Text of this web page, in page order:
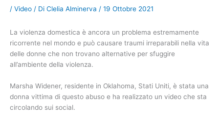
/ Video / Di Clelia Alminerva / 19 Ottobre 2021
La violenza domestica è ancora un problema estremamente
ricorrente nel mondo e può causare traumi irreparabili nella vita
delle donne che non trovano alternative per sfuggire
all’ambiente della violenza.
Marsha Widener, residente in Oklahoma, Stati Uniti, è stata una
donna vittima di questo abuso e ha realizzato un video che sta
circolando sui social.